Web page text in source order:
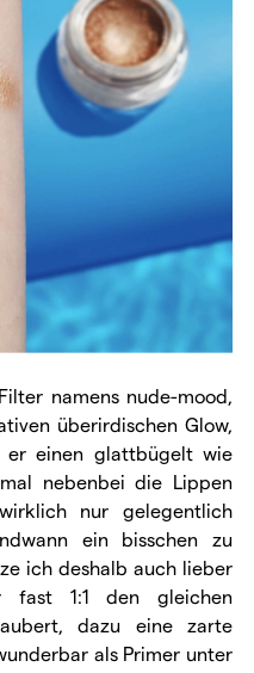
namens nude-mood,
überirdischen Glow,
er einen glattbügelt wie
nebenbei die Lippen
nur gelegentlich
ein bisschen zu
ich deshalb auch lieber
fast 1:1 den gleichen
dazu eine zarte
als Primer unter